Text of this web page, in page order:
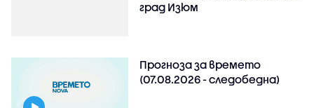
град Изюм
Прогноза за времето
(07.08.2026 - следобедна)